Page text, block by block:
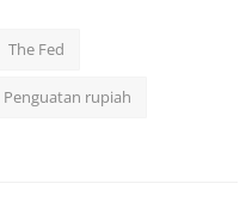
The Fed
Penguatan rupiah